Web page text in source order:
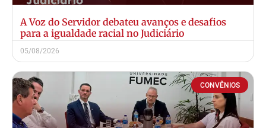
A Voz do Servidor debateu avanços e desafios
para a igualdade racial no Judiciário
05/08/2026
CONVÊNIOS